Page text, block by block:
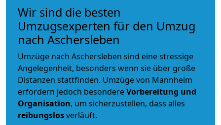
Wir sind die besten
Umzugsexperten für den Umzug
nach Aschersleben
Umzüge nach Aschersleben sind eine stressige
Angelegenheit, besonders wenn sie über große
Distanzen stattfinden. Umzüge von Mannheim
erfordern jedoch besondereVorbereitung und
Organisation, um sicherzustellen, dass alles
reibungslosverläuft.